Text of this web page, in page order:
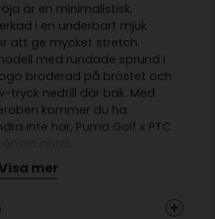
är en minimalistisk,
i en underbart mjuk
att ge mycket stretch.
med rundade sprund i
logo broderad på bröstet och
tryck nedtill där bak. Med
kommer du ha
inte har, Puma Golf x PTC
ANTAL I LAGER
mer